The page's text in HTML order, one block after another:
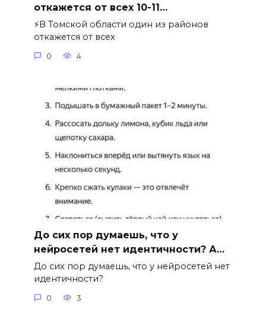
откажется от всех 10-11…
⚡️В Томской области один из районов
откажется от всех
0 4
До сих пор думаешь, что у
нейросетей нет идентичности? А…
До сих пор думаешь, что у нейросетей нет
идентичности?
0 3